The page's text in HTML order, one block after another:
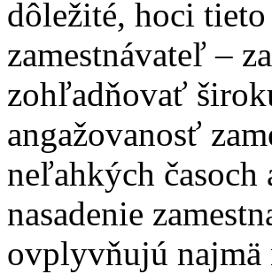
dôležité, hoci
zamestnávateľ –
zohľadňovať
angažovanosť
neľahkých časoch
nasadenie
ovplyvňujú najmä